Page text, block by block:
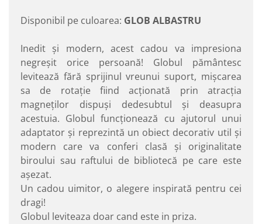
Disponibil pe culoarea: GLOB ALBASTRU
Inedit şi modern, acest cadou va impresiona
negreşit orice persoană! Globul pământesc
levitează fără sprijinul vreunui suport, mişcarea
sa de rotaţie fiind acţionată prin atracţia
magneţilor dispuşi dedesubtul şi deasupra
acestuia. Globul funcţionează cu ajutorul unui
adaptator şi reprezintă un obiect decorativ util şi
modern care va conferi clasă şi originalitate
biroului sau raftului de bibliotecă pe care este
aşezat.
Un cadou uimitor, o alegere inspirată pentru cei
dragi!
Globul leviteaza doar cand este in priza.